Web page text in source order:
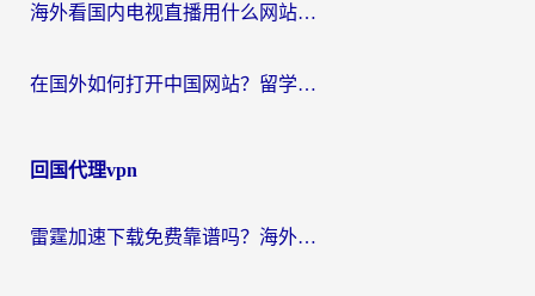
海外看国内电视直播用什么网站比较好？一篇解决你所有追剧难题的实用指南
在国外如何打开中国网站？留学生与海外华人的无缝访问指南
回国代理vpn
雷霆加速下载免费靠谱吗？海外党选回国加速器的避坑指南（附热门工具对比）